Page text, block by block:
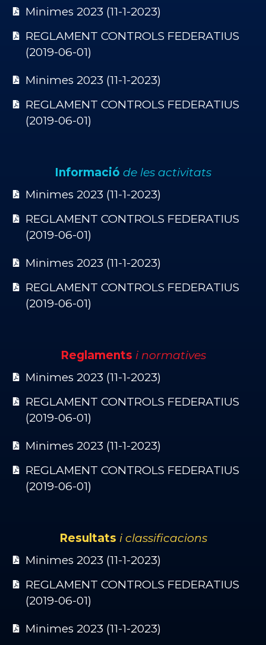
Minimes 2023 (11-1-2023)
REGLAMENT CONTROLS FEDERATIUS
(2019-06-01)
Minimes 2023 (11-1-2023)
REGLAMENT CONTROLS FEDERATIUS
(2019-06-01)
Informació de les activitats
Minimes 2023 (11-1-2023)
REGLAMENT CONTROLS FEDERATIUS
(2019-06-01)
Minimes 2023 (11-1-2023)
REGLAMENT CONTROLS FEDERATIUS
(2019-06-01)
Reglaments i normatives
Minimes 2023 (11-1-2023)
REGLAMENT CONTROLS FEDERATIUS
(2019-06-01)
Minimes 2023 (11-1-2023)
REGLAMENT CONTROLS FEDERATIUS
(2019-06-01)
Resultats i classificacions
Minimes 2023 (11-1-2023)
REGLAMENT CONTROLS FEDERATIUS
(2019-06-01)
Minimes 2023 (11-1-2023)